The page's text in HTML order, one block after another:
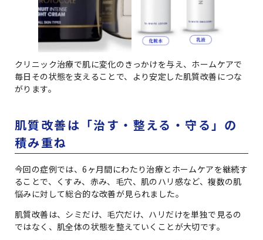
クリニック治療で肌に変化のきっかけを与え、ホームケアで
毎日その状態を支えることで、より安定した肌質改善につな
がります。
肌質改善は「治す・整える・守る」の
積み重ね
今回の症例では、6ヶ月間にわたり治療とホームケアを継続す
ることで、くすみ、赤み、毛穴、肌のハリ感など、複数の肌
悩みに対して総合的な改善が見られました。
肌質改善は、シミだけ、毛穴だけ、ハリだけを単独で見るの
ではなく、肌全体の状態を整えていくことが大切です。